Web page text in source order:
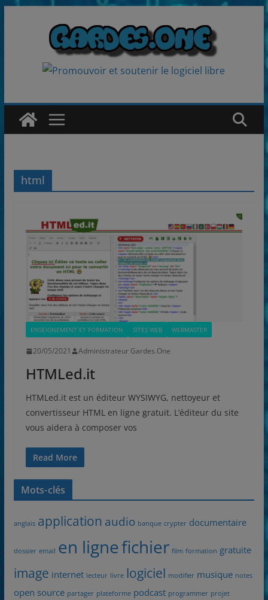
html
ENSEIGNEMENT ET FORMATION SITES WEB WEBMASTER
20/05/2021 Administrateur Gardes.One
HTMLed.it
HTMLed.it est un éditeur WYSIWYG, nettoyeur et
convertisseur HTML en ligne gratuit. L’éditeur du site
vous aidera à composer vos
Read More
Mots-clés
anglais application audio banque crypter documentaire
dossier email en lignefichier film formation gratuite
image internet lecteur livre logiciel modifier musique notes
open source partager plateforme podcast programmer projet